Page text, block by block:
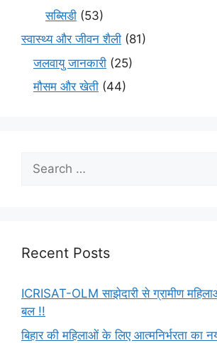
सब्सिडी (53)
स्वास्थ्य और जीवन शैली (81)
जलवायु जानकारी (25)
मौसम और खेती (44)
Recent Posts
ICRISAT-OLM साझेदारी से ग्रामीण
बल !!
बिहार की महिलाओं के लिए आत्मनिर्भरता का